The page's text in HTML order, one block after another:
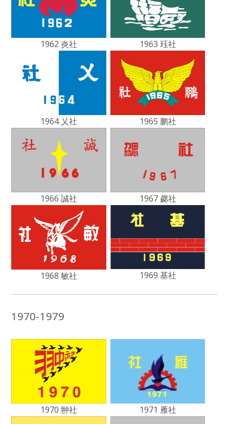
1962 炎社 1963 珏社
1964 乂社 1965 鹏社
1966 誠社 1967 勰社
1968 敏社 1969 基社
1970-1979
1970 翀社 1971 雁社